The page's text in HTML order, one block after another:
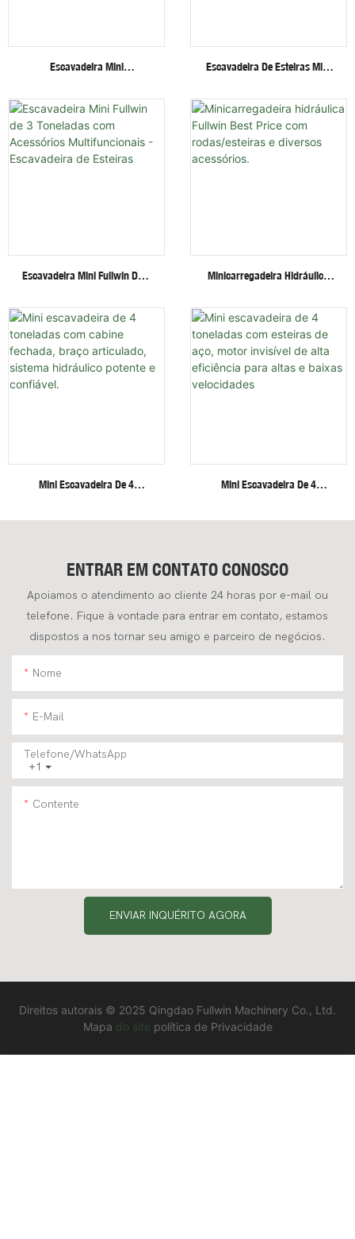
Escavadeira Mini
Toneladas - Fornecimento
Direto Da Fábrica -
Escavadeira Barata
Escavadeira De Esteiras Mini
Motor A Diesel Silencioso Para
Trabalhos De Jardinagem.
Escavadeira Mini Fullwin De 3
Multifuncionais - Escavadeira
De Esteiras
Minicarregadeira Hidráulica
Rodas/esteiras E Diversos
Acessórios.
Mini Escavadeira De 4
Fechada, Braço Articulado,
Mini Escavadeira De 4
Aço, Motor Invisível De Alta
ENTRAR EM CONTATO CONOSCO
Apoiamos o atendimento ao cliente 24 horas por e-mail ou
telefone. Fique à vontade para entrar em contato, estamos
dispostos a nos tornar seu amigo e parceiro de negócios.
Nome
E-Mail
+1
Telefone/WhatsApp
Contente
ENVIAR INQUÉRITO AGORA
Direitos autorais © 2025 Qingdao Fullwin Machinery Co., Ltd.
Mapa do site política de Privacidade